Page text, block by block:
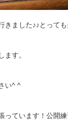
ました♪♪とって
ます。
い^ ^
っています！公開